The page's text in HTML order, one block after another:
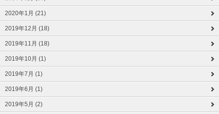
2020年1月 (21)
2019年12月 (18)
2019年11月 (18)
2019年10月 (1)
2019年7月 (1)
2019年6月 (1)
2019年5月 (2)